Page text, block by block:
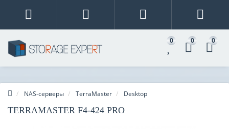
0 0 0
NAS-серверы TerraMaster Desktop
TERRAMASTER F4-424 PRO